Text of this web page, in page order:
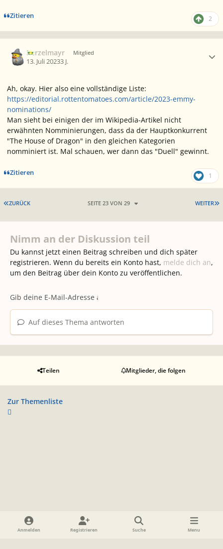
Zitieren 2
Berzelmayr Mitglied
13. Juli 20233 J.
Ah, okay. Hier also eine vollständige Liste:
https://editorial.rottentomatoes.com/article/2023-emmy-
nominations/
Man sieht bei einigen der im Wikipedia-Artikel nicht
erwähnten Nomminierungen, dass da der Hauptkonkurrent
"The House of Dragon" in den gleichen Kategorien
nomminiert ist. Mal schauen, wer dann das "Duell" gewinnt.
Zitieren 1
ERSTE SEITE
ZURÜCK WEITER
SEITE 23 VON 29
Nimm an der Diskussion teil
Du kannst jetzt einen Beitrag schreiben und dich später
registrieren. Wenn du bereits ein Konto hast, melde dich an,
um den Beitrag über dein Konto zu veröffentlichen.
Auf dieses Thema antworten
Teilen Mitglieder, die folgen
Zur Themenliste
Heller Modus
Dunkler ModusSystemeinstellung
Anmelden Registrieren Suche Menu